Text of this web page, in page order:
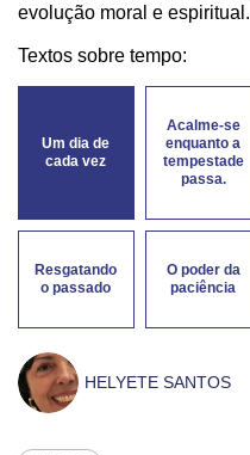
evolução moral e espiritual.
Textos sobre tempo:
Um dia de
cada vez
Acalme-se
enquanto a
tempestade
passa.
Resgatando
o passado
O poder da
paciência
HELYETE SANTOS